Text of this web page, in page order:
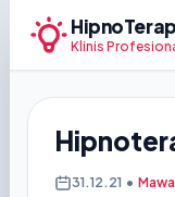
Klinis
31.12.21 •